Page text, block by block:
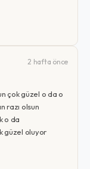
2 hafta önce
çok güzel o da o
razı olsun
o da
güzel oluyor